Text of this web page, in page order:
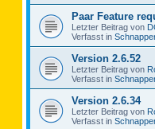
Paar Feature
Letzter Beitrag von
Verfasst in
Version 2.6.52
Letzter Beitrag von
Verfasst in
Version 2.6.34
Letzter Beitrag von
Verfasst in